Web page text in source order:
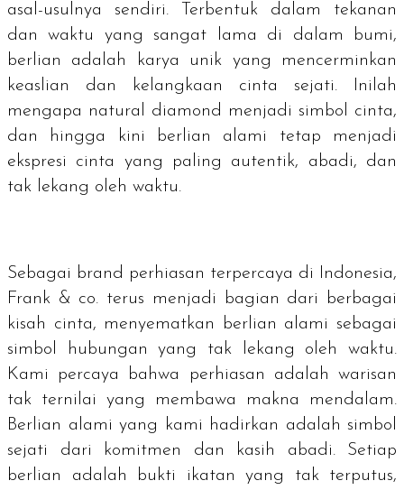
asal-usulnya sendiri. Terbentuk dalam tekanan
dan waktu yang sangat lama di dalam bumi,
berlian adalah karya unik yang mencerminkan
keaslian dan kelangkaan cinta sejati. Inilah
mengapa natural diamond menjadi simbol cinta,
dan hingga kini berlian alami tetap menjadi
ekspresi cinta yang paling autentik, abadi, dan
tak lekang oleh waktu.
Sebagai brand perhiasan terpercaya di Indonesia,
Frank & co. terus menjadi bagian dari berbagai
kisah cinta, menyematkan berlian alami sebagai
simbol hubungan yang tak lekang oleh waktu.
Kami percaya bahwa perhiasan adalah warisan
tak ternilai yang membawa makna mendalam.
Berlian alami yang kami hadirkan adalah simbol
sejati dari komitmen dan kasih abadi. Setiap
berlian adalah bukti ikatan yang tak terputus,